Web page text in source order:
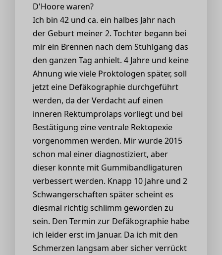
D'Hoore waren?
Ich bin 42 und ca. ein halbes Jahr nach
der Geburt meiner 2. Tochter begann bei
mir ein Brennen nach dem Stuhlgang das
den ganzen Tag anhielt. 4 Jahre und keine
Ahnung wie viele Proktologen später, soll
jetzt eine Defäkographie durchgeführt
werden, da der Verdacht auf einen
inneren Rektumprolaps vorliegt und bei
Bestätigung eine ventrale Rektopexie
vorgenommen werden. Mir wurde 2015
schon mal einer diagnostiziert, aber
dieser konnte mit Gummibandligaturen
verbessert werden. Knapp 10 Jahre und 2
Schwangerschaften später scheint es
diesmal richtig schlimm geworden zu
sein. Den Termin zur Defäkographie habe
ich leider erst im Januar. Da ich mit den
Schmerzen langsam aber sicher verrückt